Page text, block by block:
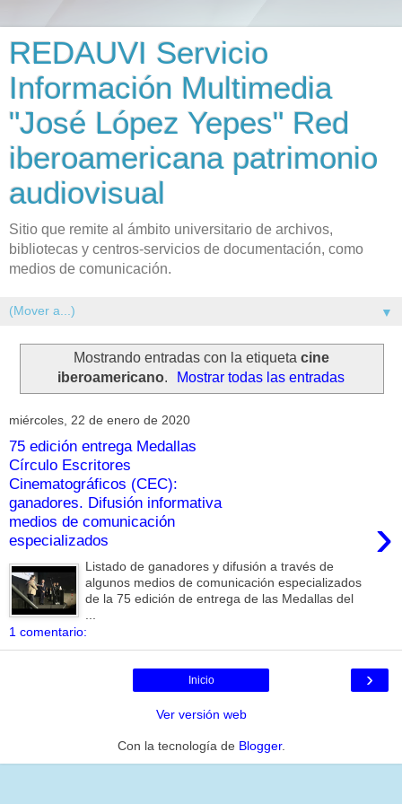
REDAUVI Servicio
Información Multimedia
"José López Yepes" Red
iberoamericana patrimonio
audiovisual
Sitio que remite al ámbito universitario de archivos,
bibliotecas y centros-servicios de documentación, como
medios de comunicación.
▼
Mostrando entradas con la etiqueta cine
iberoamericano. Mostrar todas las entradas
miércoles, 22 de enero de 2020
75 edición entrega Medallas
Círculo Escritores
Cinematográficos (CEC):
ganadores. Difusión informativa
medios de comunicación
especializados
›
Listado de ganadores y difusión a través de
algunos medios de comunicación especializados
de la 75 edición de entrega de las Medallas del
1 comentario:
›
Inicio
Ver versión web
Con la tecnología de Blogger.